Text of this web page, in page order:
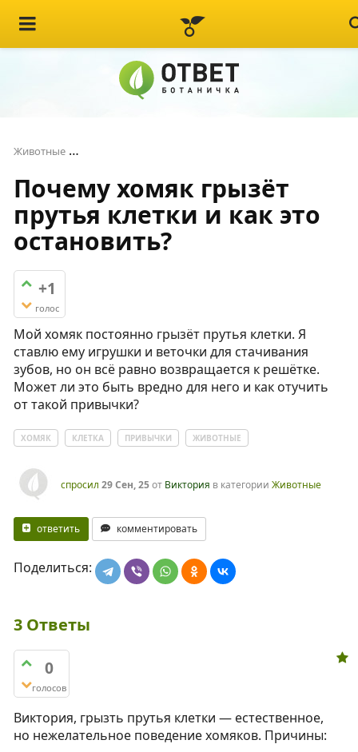
Животные
Почему хомяк грызёт
прутья клетки и как это
остановить?
+1
голос
Мой хомяк постоянно грызёт прутья клетки. Я
ставлю ему игрушки и веточки для стачивания
зубов, но он всё равно возвращается к решётке.
Может ли это быть вредно для него и как отучить
от такой привычки?
ХОМЯК КЛЕТКА ПРИВЫЧКИ ЖИВОТНЫЕ
спросил 29 Сен, 25от Виктория в категории Животные
ответить комментировать
Поделиться:
3 Ответы
0
голосов
Виктория, грызть прутья клетки — естественное,
но нежелательное поведение хомяков. Причины: